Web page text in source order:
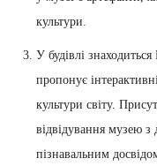
культури.
У будівлі
пропонує
культури світу.
відвідування музею
пізнавальним